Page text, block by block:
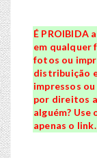
É PROIBIDA
em qualquer
fotos ou
distribuição
impressos
por direitos
alguém?
apenas o link.